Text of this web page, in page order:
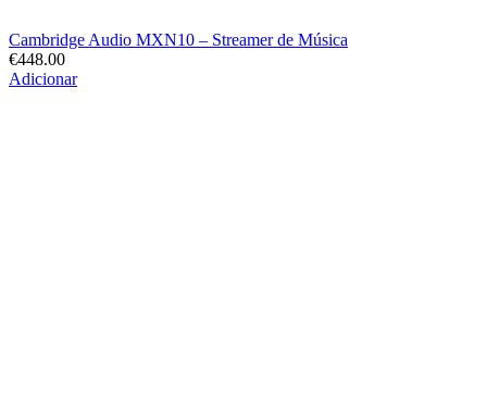
Cambridge Audio MXN10 – Streamer de Música
€448.00
Adicionar